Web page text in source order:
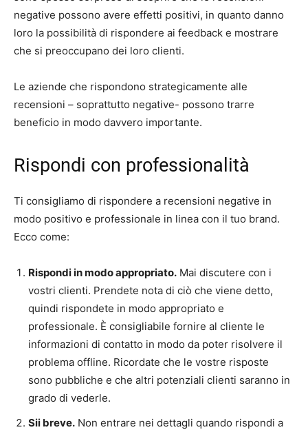
negative possono avere effetti positivi, in quanto danno
loro la possibilità di rispondere ai feedback e mostrare
che si preoccupano dei loro clienti.
Le aziende che rispondono strategicamente alle
recensioni – soprattutto negative- possono trarre
beneficio in modo davvero importante.
Rispondi con professionalità
Ti consigliamo di rispondere a recensioni negative in
modo positivo e professionale in linea con il tuo brand.
Ecco come:
Rispondi in modo appropriato. Mai discutere con i
vostri clienti. Prendete nota di ciò che viene detto,
quindi rispondete in modo appropriato e
professionale. È consigliabile fornire al cliente le
informazioni di contatto in modo da poter risolvere il
problema offline. Ricordate che le vostre risposte
sono pubbliche e che altri potenziali clienti saranno in
grado di vederle.
Sii breve. Non entrare nei dettagli quando rispondi a